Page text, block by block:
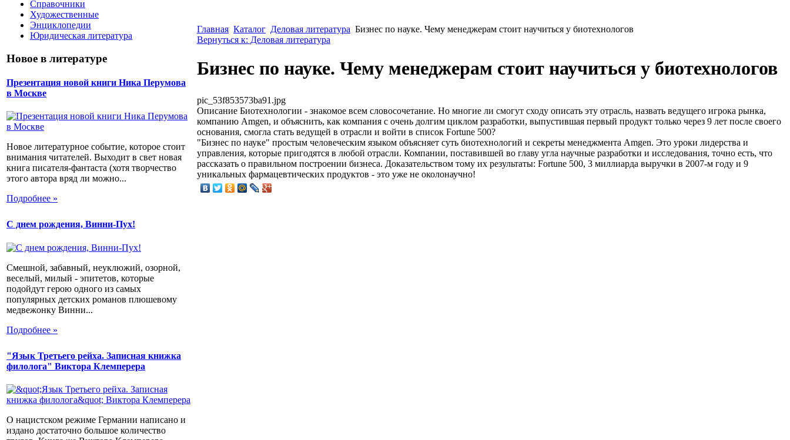
Справочники
Художественные
Энциклопедии
Юридическая литература
Новое в литературе
Презентация новой книги Ника Перумова
в Москве
Новое литературное событие, которое стоит
внимания читателей. Выходит в свет новая
книга писателя-фантаста (хотя творчество
этого автора вряд ли можно...
Подробнее »
С днем рождения, Винни-Пух!
Смешной, забавный, неуклюжий, озорной,
веселый, милый - эпитетов, которые
подойдут герою одного из самых
популярных детских романов плюшевому
медвежонку Винни...
Подробнее »
"Язык Третьего рейха. Записная книжка
филолога" Виктора Клемперера
О нацистском режиме Германии написано и
издано достаточно большое количество
Главная Каталог Деловая литература Бизнес по науке. Чему менеджерам стоит научиться у биотехнологов
Вернуться к: Деловая литература
Бизнес по науке. Чему менеджерам стоит научиться у биотехнологов
pic_53f853573ba91.jpg
Описание Биотехнологии - знакомое всем словосочетание. Но многие ли смогут сходу описать эту отрасль, назвать ведущего игрока рынка,
компанию Amgen, и объяснить, как компания с очень долгим циклом разработки, выпустившая первый продукт только через 9 лет после своего
основания, смогла стать ведущей в отрасли и войти в список Fortune 500?
"Бизнес по науке" простым человеческим языком объясняет суть биотехнологий и секреты менеджмента Amgen. Это уроки лидерства и
управления, которые пригодятся в любой отрасли. Компании, поставившей во главу угла научные разработки и исследования, точно есть, что
рассказать о правильном построении бизнеса. Доказательством тому их результаты: Fortune 500, 3 миллиарда выручки в 2007-м году и 9
уникальных фармацевтических продуктов - это уже не околонаучно!